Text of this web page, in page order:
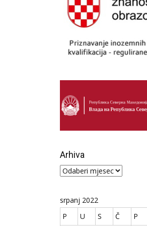
Arhiva
Arhiva
srpanj 2022
P
U S Č P